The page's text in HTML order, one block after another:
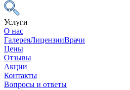
Услуги
О нас
ГалереяЛицензииВрачи
Цены
Отзывы
Акции
Контакты
Вопросы и ответы